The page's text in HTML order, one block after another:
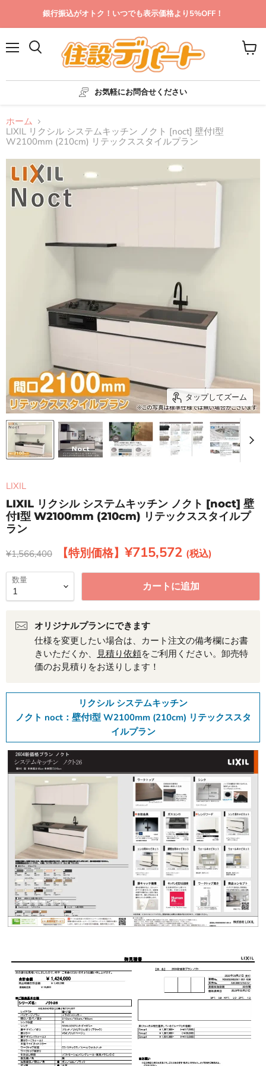
銀行振込がオトク！いつでも表示価格より5%OFF！
お気軽にお問合せください
カ
ト
ホーム
LIXIL リクシル システムキッチン ノクト [noct] 壁付I型
W2100mm (210cm) リテックススタイルプラン
タップしてズーム
LIXIL
LIXIL リクシル システムキッチン ノクト [noct] 壁
付I型 W2100mm (210cm) リテックススタイルプ
ラン
元の価格
¥1,566,400 現在の価格
¥715,572
数量 カートに追加
オリジナルプランにできます
仕様を変更したい場合は、カート注文の備考欄にお書
きいただくか、 見積り依頼をご利用ください。卸売特
価のお見積りをお送りします！
リクシル システムキッチン
ノクト noct：壁付I型 W2100mm (210cm) リテックススタ
イルプラン